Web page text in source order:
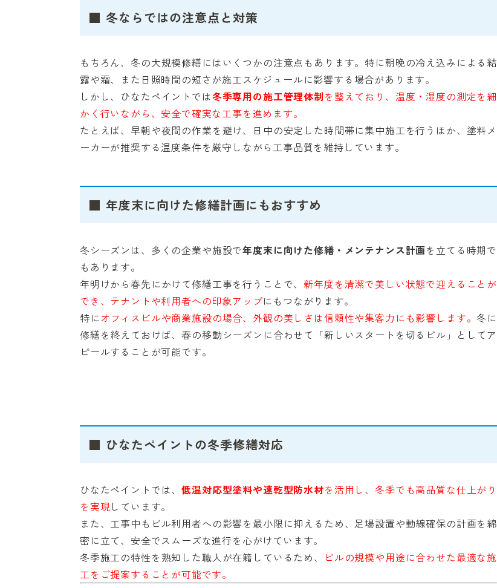
■ 冬ならではの注意点と対策
もちろん、冬の大規模修繕にはいくつかの注意点もあります。特に朝晩の冷え込みによる結
露や霜、また日照時間の短さが施工スケジュールに影響する場合があります。
しかし、ひなたペイントでは冬季専用の施工管理体制を整えており、温度・湿度の測定を細
かく行いながら、安全で確実な工事を進めます。
たとえば、早朝や夜間の作業を避け、日中の安定した時間帯に集中施工を行うほか、塗料メ
ーカーが推奨する温度条件を厳守しながら工事品質を維持しています。
■ 年度末に向けた修繕計画にもおすすめ
冬シーズンは、多くの企業や施設で年度末に向けた修繕・メンテナンス計画を立てる時期で
もあります。
年明けから春先にかけて修繕工事を行うことで、新年度を清潔で美しい状態で迎えることが
でき、テナントや利用者への印象アップにもつながります。
特に オフィスビルや商業施設の場合、外観の美しさは信頼性や集客力にも影響します。冬に
修繕を終えておけば、春の移動シーズンに合わせて「新しいスタートを切るビル」としてア
ピールすることが可能です。
■ ひなたペイントの冬季修繕対応
ひなたペイントでは、低温対応型塗料や速乾型防水材を活用し、冬季でも高品質な仕上がり
を実現しています。
また、工事中もビル利用者への影響を最小限に抑えるため、足場設置や動線確保の計画を綿
密に立て、安全でスムーズな進行を心がけています。
冬季施工の特性を熟知した職人が在籍しているため、
ビルの規模や用途に合わせた最適な施
工をご提案することが可能です。